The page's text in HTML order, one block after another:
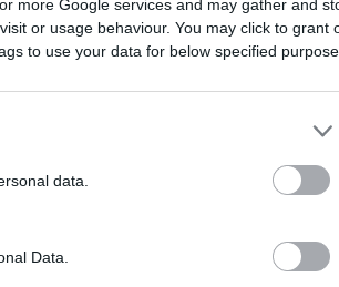
more Google services and may gather and
or usage behaviour. You may click to grant
to use your data for below specified
data.
Data.